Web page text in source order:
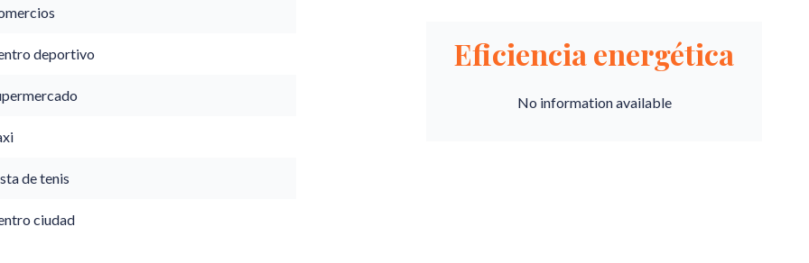
deportivo
de tenis
ciudad
Eficiencia energética
No information available